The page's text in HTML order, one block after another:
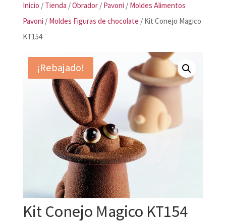
Inicio / Tienda /Obrador/ Pavoni / Moldes Alimentos
Pavoni / Moldes Figuras de chocolate / Kit Conejo Magico
KT154
¡Rebajado!
Kit Conejo Magico KT154